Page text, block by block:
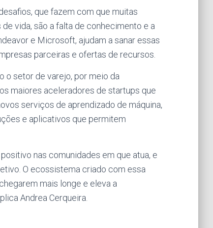
que fazem com que muitas
vida, são a falta de conhecimento e a
e Microsoft, ajudam a sanar essas
parceiras e ofertas de recursos.
o setor de varejo, por meio da
maiores aceleradores de startups que
serviços de aprendizado de máquina,
e aplicativos que permitem
nas comunidades em que atua, e
O ecossistema criado com essa
mais longe e eleva a
Andrea Cerqueira.